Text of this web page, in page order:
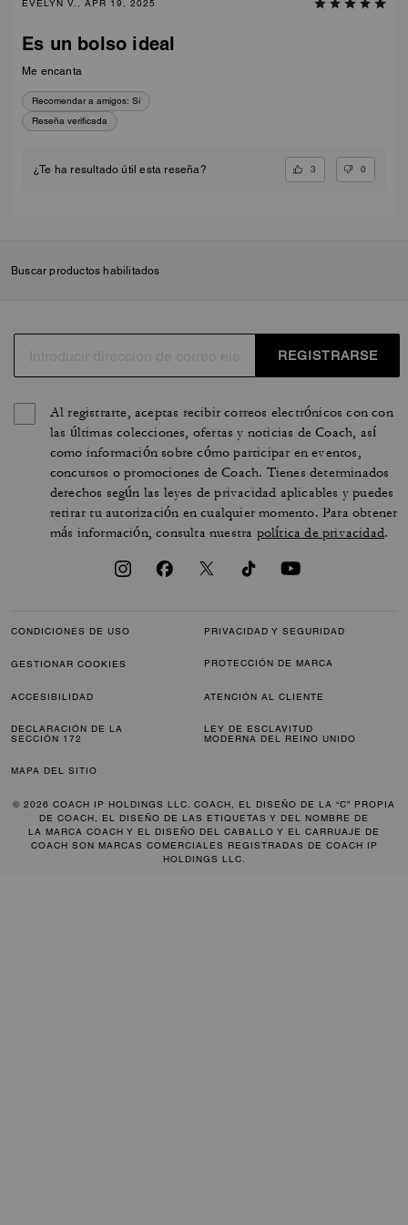
EVELYN V., APR 19, 2025
Es un bolso ideal
Me encanta
Recomendar a amigos: Sí
Reseña verificada
¿Te ha resultado útil esta reseña? 3 0
Buscar productos habilitados
REGISTRARSE
Al registrarte, aceptas recibir correos electrónicos con con
las últimas colecciones, ofertas y noticias de Coach, así
como información sobre cómo participar en eventos,
concursos o promociones de Coach. Tienes determinados
derechos según las leyes de privacidad aplicables y puedes
retirar tu autorización en cualquier momento. Para obtener
más información, consulta nuestra política de privacidad.
CONDICIONES DE USO PRIVACIDAD Y SEGURIDAD
GESTIONAR COOKIES PROTECCIÓN DE MARCA
ACCESIBILIDAD ATENCIÓN AL CLIENTE
DECLARACIÓN DE LA
SECCIÓN 172
LEY DE ESCLAVITUD
MODERNA DEL REINO UNIDO
MAPA DEL SITIO
© 2026 COACH IP HOLDINGS LLC. COACH, EL DISEÑO DE LA “C” PROPIA
DE COACH, EL DISEÑO DE LAS ETIQUETAS Y DEL NOMBRE DE
LA MARCA COACH Y EL DISEÑO DEL CABALLO Y EL CARRUAJE DE
COACH SON MARCAS COMERCIALES REGISTRADAS DE COACH IP
HOLDINGS LLC.